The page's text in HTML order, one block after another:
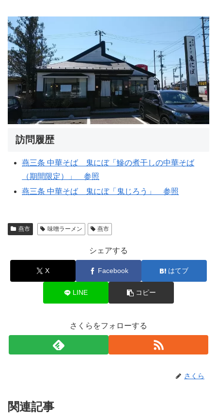
訪問履歴
燕三条 中華そば 鬼にぼ「鰺の煮干しの中華そば
（期間限定）」 参照
燕三条 中華そば 鬼にぼ「鬼じろう」 参照
燕市 味噌ラーメン 燕市
シェアする
X Facebook はてブ
LINE コピー
さくらをフォローする
さくら
関連記事